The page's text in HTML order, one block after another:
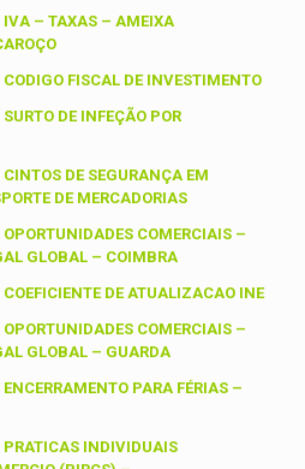
– TAXAS – AMEIXA
FISCAL DE INVESTIMENTO
DE INFEÇÃO POR
DE SEGURANÇA EM
DE MERCADORIAS
COMERCIAIS –
GLOBAL – COIMBRA
DE ATUALIZACAO INE
COMERCIAIS –
GLOBAL – GUARDA
PARA FÉRIAS –
INDIVIDUAIS